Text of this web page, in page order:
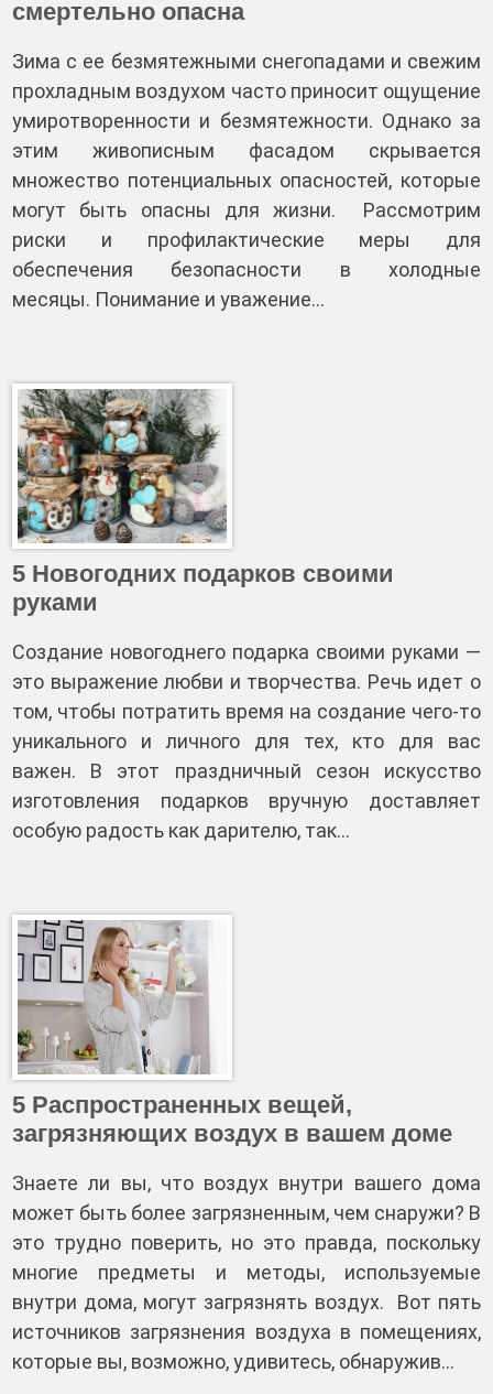
смертельно опасна
Зима с ее безмятежными снегопадами и свежим
прохладным воздухом часто приносит ощущение
умиротворенности и безмятежности. Однако за
этим живописным фасадом скрывается
множество потенциальных опасностей, которые
могут быть опасны для жизни. Рассмотрим
риски и профилактические меры для
обеспечения безопасности в холодные
месяцы. Понимание и уважение…
5 Новогодних подарков своими
руками
Создание новогоднего подарка своими руками —
это выражение любви и творчества. Речь идет о
том, чтобы потратить время на создание чего-то
уникального и личного для тех, кто для вас
важен. В этот праздничный сезон искусство
изготовления подарков вручную доставляет
особую радость как дарителю, так…
5 Распространенных вещей,
загрязняющих воздух в вашем доме
Знаете ли вы, что воздух внутри вашего дома
может быть более загрязненным, чем снаружи? В
это трудно поверить, но это правда, поскольку
многие предметы и методы, используемые
внутри дома, могут загрязнять воздух. Вот пять
источников загрязнения воздуха в помещениях,
которые вы, возможно, удивитесь, обнаружив…